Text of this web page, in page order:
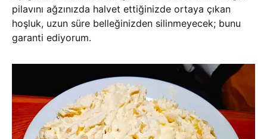
pilavını ağzınızda halvet ettiğinizde ortaya çıkan
hoşluk, uzun süre belleğinizden silinmeyecek; bunu
garanti ediyorum.